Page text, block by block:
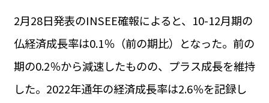
LUXE
グルメ
LIFE STYLE
FR 09:29 ／ JP 16:29
1€＝182.49円
お問い合わせ
2月28日発表のINSEE確報によると、10-12月期の
仏経済成長率は0.1％（前の期比）となった。前の
期の0.2％から減速したものの、プラス成長を維持
した。2022年通年の経済成長率は2.6％を記録し